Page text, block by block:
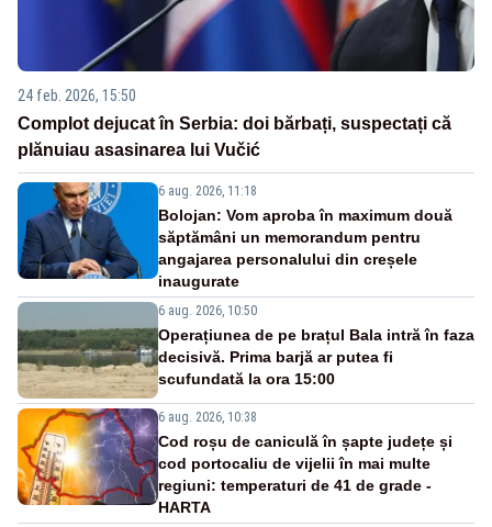
24 feb. 2026, 15:50
Complot dejucat în Serbia: doi bărbați, suspectați că
plănuiau asasinarea lui Vučić
6 aug. 2026, 11:18
Bolojan: Vom aproba în maximum două
săptămâni un memorandum pentru
angajarea personalului din creșele
inaugurate
6 aug. 2026, 10:50
Operațiunea de pe brațul Bala intră în faza
decisivă. Prima barjă ar putea fi
scufundată la ora 15:00
6 aug. 2026, 10:38
Cod roșu de caniculă în șapte județe și
cod portocaliu de vijelii în mai multe
regiuni: temperaturi de 41 de grade -
HARTA